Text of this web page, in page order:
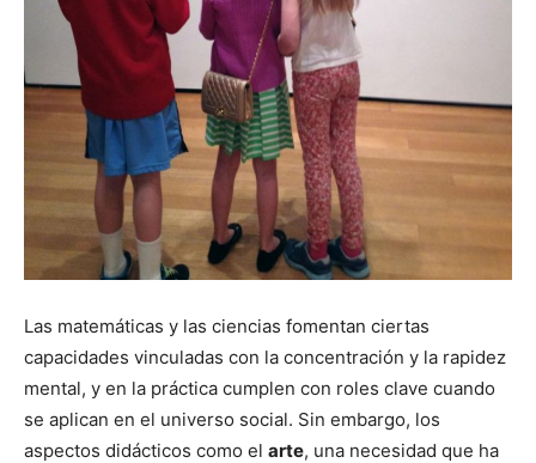
Las matemáticas y las ciencias fomentan ciertas
capacidades vinculadas con la concentración y la rapidez
mental, y en la práctica cumplen con roles clave cuando
se aplican en el universo social. Sin embargo, los
aspectos didácticos como el arte, una necesidad que ha